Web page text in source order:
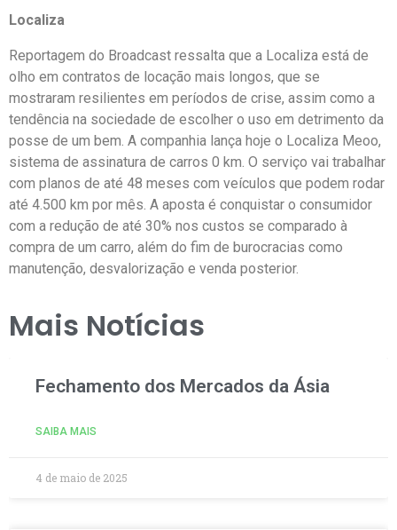
Localiza
Reportagem do Broadcast ressalta que a Localiza está de
olho em contratos de locação mais longos, que se
mostraram resilientes em períodos de crise, assim como a
tendência na sociedade de escolher o uso em detrimento da
posse de um bem. A companhia lança hoje o Localiza Meoo,
sistema de assinatura de carros 0 km. O serviço vai trabalhar
com planos de até 48 meses com veículos que podem rodar
até 4.500 km por mês. A aposta é conquistar o consumidor
com a redução de até 30% nos custos se comparado à
compra de um carro, além do fim de burocracias como
manutenção, desvalorização e venda posterior.
Mais Notícias
Fechamento dos Mercados da Ásia
SAIBA MAIS
4 de maio de 2025